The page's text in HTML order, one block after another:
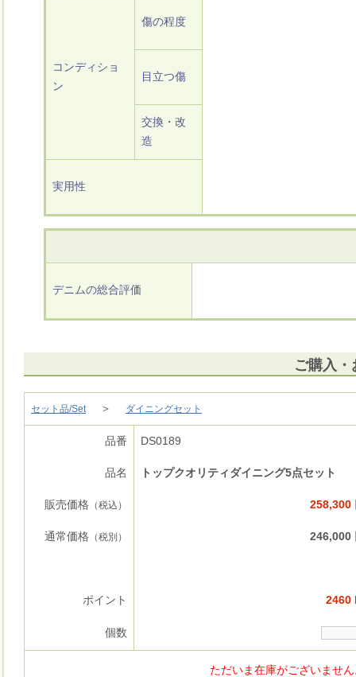
コンディショ
ン
傷の程度
目立つ傷
交換・改
造
実用性
デニムの総合評価
ご購入
セット品/Set＞ ダイニングセット
品番 DS0189
品名 トップクオリティダイニング5点セット
販売価格 （税込） 258,300
通常価格 （税別） 246,000
ポイント 2460
個数
ただいま在庫がございませ